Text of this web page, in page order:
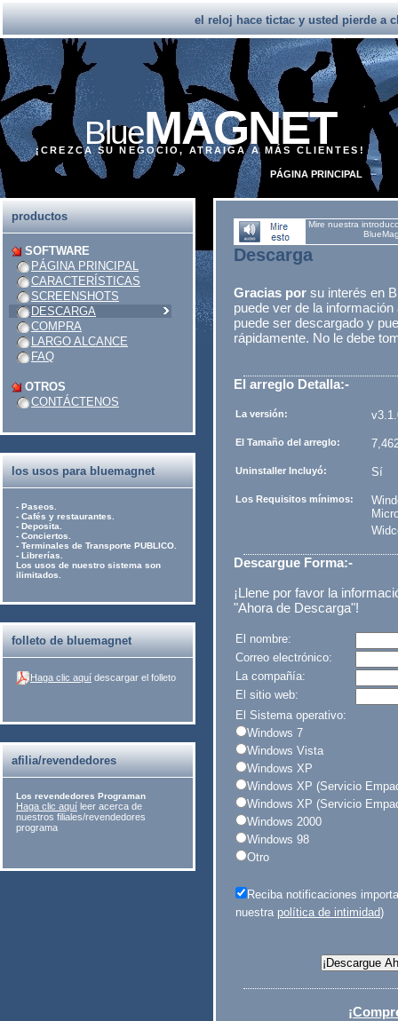
el reloj hace tictac y usted pierde a
BlueMAGNET
¡CREZCA SU NEGOCIO, ATRAIGA A MÁS CLIENTES!
PÁGINA PRINCIPAL
productos
SOFTWARE
PÁGINA PRINCIPAL
CARACTERÍSTICAS
SCREENSHOTS
DESCARGA
COMPRA
LARGO ALCANCE
FAQ
OTROS
CONTÁCTENOS
los usos para bluemagnet
- Paseos.
- Cafés y restaurantes.
- Deposita.
- Conciertos.
- Terminales de Transporte PUBLICO.
- Librerías.
Los usos de nuestro sistema son
ilimitados.
folleto de bluemagnet
Haga clic aquí descargar el folleto
afilia/revendedores
Los revendedores Programan
Haga clic aquí leer acerca de
nuestros filiales/revendedores
programa
Mire nuestra
Descarga
Gracias por su interés en
puede ver de la
puede ser descargado y
rápidamente. No le debe
El arreglo Detalla:-
La versión:
El Tamaño del arreglo:
Uninstaller Incluyó: Sí
Los Requisitos mínimos:
Descargue Forma:-
¡Llene por favor la
"Ahora de Descarga"!
El nombre:
Correo electrónico:
La compañía:
El sitio web:
El Sistema operativo:
Windows 7
Windows Vista
Windows XP
Windows XP (Servicio
Windows XP (Servicio
Windows 2000
Windows 98
Otro
Reciba notificaciones
nuestra política de intimidad)